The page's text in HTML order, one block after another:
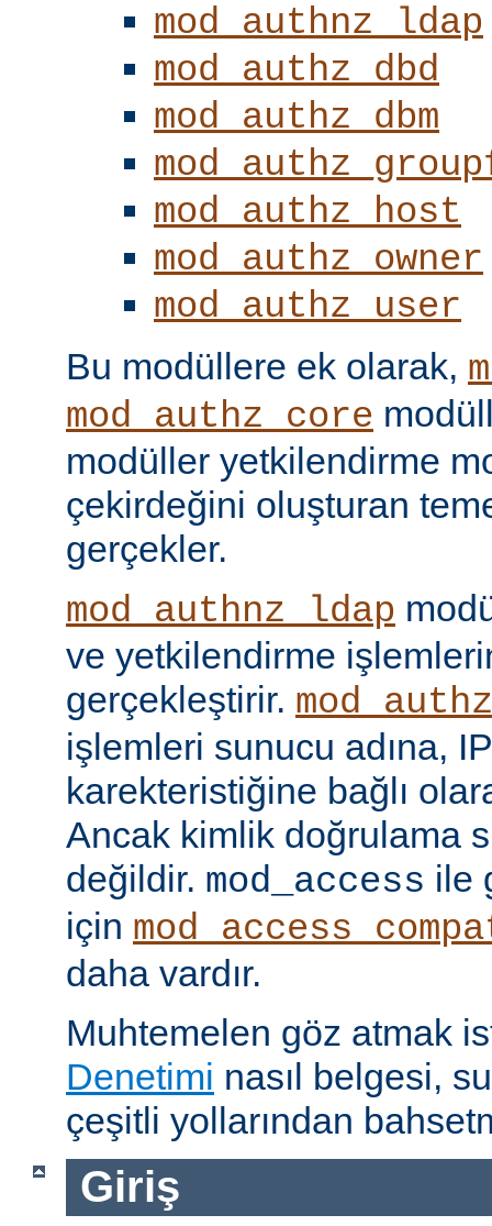
mod_authnz_ldap
mod_authz_dbd
mod_authz_dbm
mod_authz_host
mod_authz_owner
mod_authz_user
Bu modüllere ek olarak,
mod_authz_core
modüller yetkilendirme
çekirdeğini oluşturan
gerçekler.
mod_authnz_ldap
ve yetkilendirme
gerçekleştirir.
işlemleri sunucu adına,
karekteristiğine bağlı
Ancak kimlik doğrulama
değildir. mod_access ile
için
daha vardır.
Muhtemelen göz atmak
Denetimi nasıl belgesi,
çeşitli yollarından
Giriş